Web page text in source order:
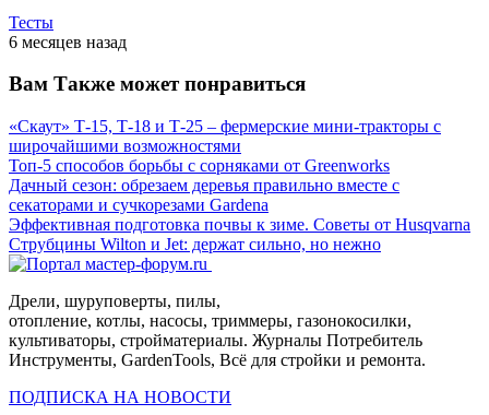
Тесты
6 месяцев назад
Вам Также может понравиться
«Скаут» Т-15, Т-18 и Т-25 – фермерские мини-тракторы с
широчайшими возможностями
Топ-5 способов борьбы с сорняками от Greenworks
Дачный сезон: обрезаем деревья правильно вместе с
секаторами и сучкорезами Gardena
Эффективная подготовка почвы к зиме. Советы от Husqvarna
Струбцины Wilton и Jet: держат сильно, но нежно
Дрели, шуруповерты, пилы,
отопление, котлы, насосы, триммеры, газонокосилки,
культиваторы, стройматериалы. Журналы Потребитель
Инструменты, GardenTools, Всё для стройки и ремонта.
ПОДПИСКА НА НОВОСТИ